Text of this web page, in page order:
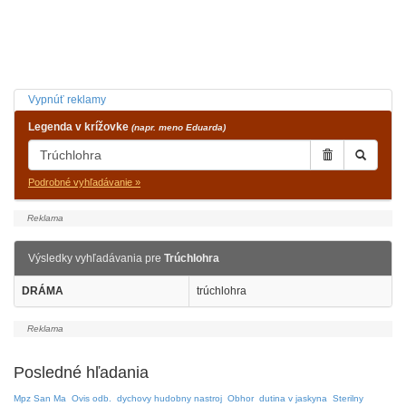
Vypnúť reklamy
Legenda v krížovke (napr. meno Eduarda)
Podrobné vyhľadávanie »
Výsledky vyhľadávania pre Trúchlohra
DRÁMA trúchlohra
Posledné hľadania
Mpz San Ma Ovis odb. dychovy hudobny nastroj Obhor dutina v jaskyna Sterilny